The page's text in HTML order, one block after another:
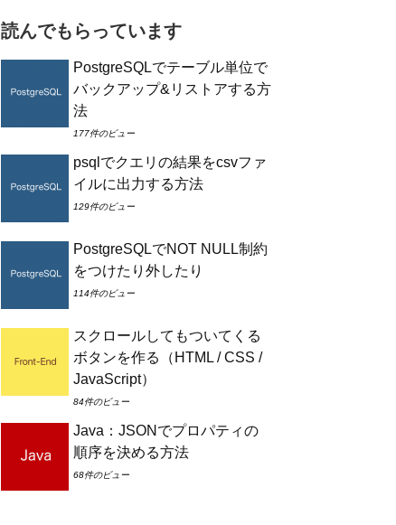
読んでもらっています
PostgreSQLでテーブル単位で
バックアップ&リストアする方
法
177件のビュー
psqlでクエリの結果をcsvファ
イルに出力する方法
129件のビュー
PostgreSQLでNOT NULL制約
をつけたり外したり
114件のビュー
スクロールしてもついてくる
ボタンを作る（HTML / CSS /
JavaScript）
84件のビュー
Java：JSONでプロパティの
順序を決める方法
68件のビュー